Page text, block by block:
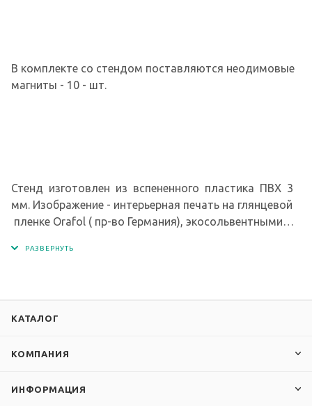
В комплекте со стендом поставляются неодимовые
магниты - 10 - шт.
Стенд изготовлен из вспененного пластика ПВХ 3
мм. Изображение - интерьерная печать на глянцевой
пленке Orafol ( пр-во Германия), экосольвентными
магнитомягкое железо, матовая ламинация,
КАТАЛОГ
КОМПАНИЯ
ИНФОРМАЦИЯ